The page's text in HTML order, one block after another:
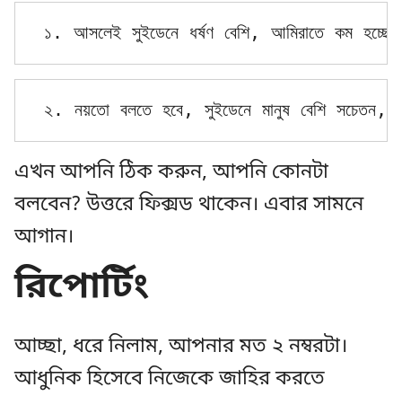
১. আসলেই সুইডেনে ধর্ষণ বেশি, আমিরাতে কম হচ্ছে।
২. নয়তো বলতে হবে, সুইডেনে মানুষ বেশি সচেতন,
এখন আপনি ঠিক করুন, আপনি কোনটা
বলবেন? উত্তরে ফিক্সড থাকেন। এবার সামনে
আগান।
রিপোর্টিং
আচ্ছা, ধরে নিলাম, আপনার মত ২ নম্বরটা।
আধুনিক হিসেবে নিজেকে জাহির করতে